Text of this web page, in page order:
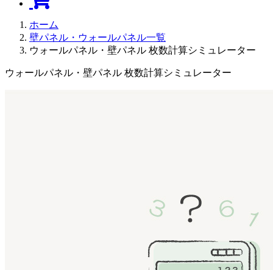
ホーム
壁パネル・ウォールパネル一覧
ウォールパネル・壁パネル 枚数計算シミュレーター
ウォールパネル・壁パネル 枚数計算シミュレーター